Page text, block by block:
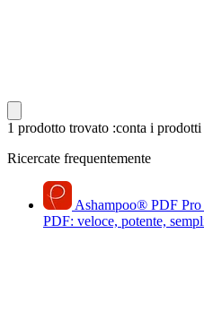
1 prodotto trovato :conta i
Ricercate frequentemente
Ashampoo® PDF Pro
PDF: veloce, potente,